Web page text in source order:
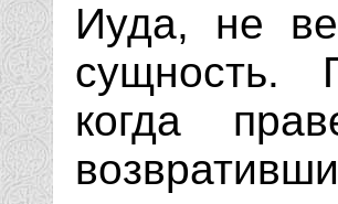
Иуда, не
сущность.
когда